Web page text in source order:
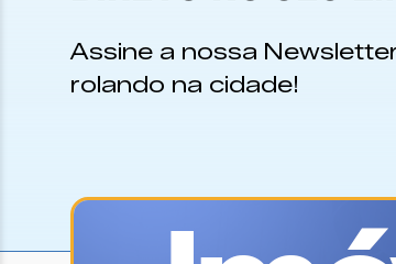
Assine a nossa
rolando na cidade!